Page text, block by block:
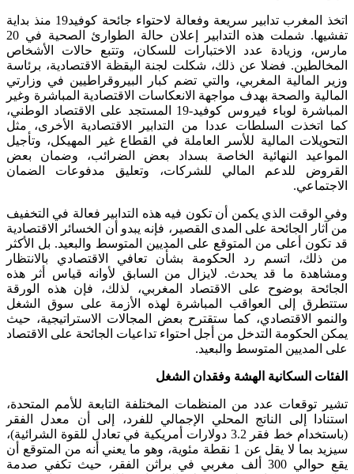
اتخذ المغرب تدابير سريعة وفعالة لاحتواء جائحة كوفيد19 منذ بداية
تفشيها. شملت هذه التدابير إعلان حالة الطوارئ الصحية في 20
مارس، وزيادة عدد الاختبارات للسكان، وتتبع حالات الأشخاص
المخالطين. فضلا عن ذلك، شكلت لجنة اليقظة الاقتصادية، برئاسة
وزير المالية المغربي، والتي تضم كبار البيروقراطيين في وزارتي
المالية والصحة بهدف مواجهة الانعكاسات الاقتصادية المباشرة وغير
المباشرة لوباء فيروس كوفيد-19 المستجد على الاقتصاد الوطني،
كما اتخذت السلطات عددا من التدابير الاقتصادية الأخرى، مثل
التحويلات المالية للأسر العاملة في القطاع غير المهيكل، وتأجيل
المواعيد النهائية الخاصة بسداد بعض الضرائب، وضمان بعض
القروض للدعم المالي للشركات، وتعليق مدفوعات الضمان
الاجتماعي.
وفي الوقت الذي يكمن أن تكون فيه هذه التدابير فعالة في التخفيف
من آثار الجائحة على المدى القصير، فإنه يبدو أن الخسائر الاقتصادية
قد تكون أعلى من المتوقع على المديين المتوسط والبعيد. بل الأكثر
من ذلك، اتسم رد الحكومة بشأن تعافي الاقتصادي بالانتظار
ومشاهدة ما قد يحدث. لايزال من السابق لأوانه قياس أثر هذه
الجائحة بوضوح على الاقتصاد المغربي، لذلك، فإن هذه الورقة
ستتطرق إلى العواقب المباشرة لهذه الأزمة على سوق الشغل
والنمو الاقتصادي، كما ستقترح بعض المجالات الاستراتيجية، حيث
يمكن الحكومة التدخل من أجل احتواء تداعيات الجائحة على الاقتصاد
على المديين المتوسط والبعيد.
الفئات السكانية الهشة وفقدان الشغل
تشير توقعات عدد من المنظمات المختلفة التابعة للأمم المتحدة،
استنادا إلى الناتج المحلي الإجمالي للفرد، إلى أن معدل الفقر
(باستخدام خط فقر 3.2 دولارات أمريكية في تعادل للقوة الشرائية)،
سيزيد بما لا يقل عن 1 نقطة مئوية، وهو ما يعني أنه من المتوقع أن
يقع حوالي 300 ألف مغربي في براثن الفقر، حيث تكفي صدمة